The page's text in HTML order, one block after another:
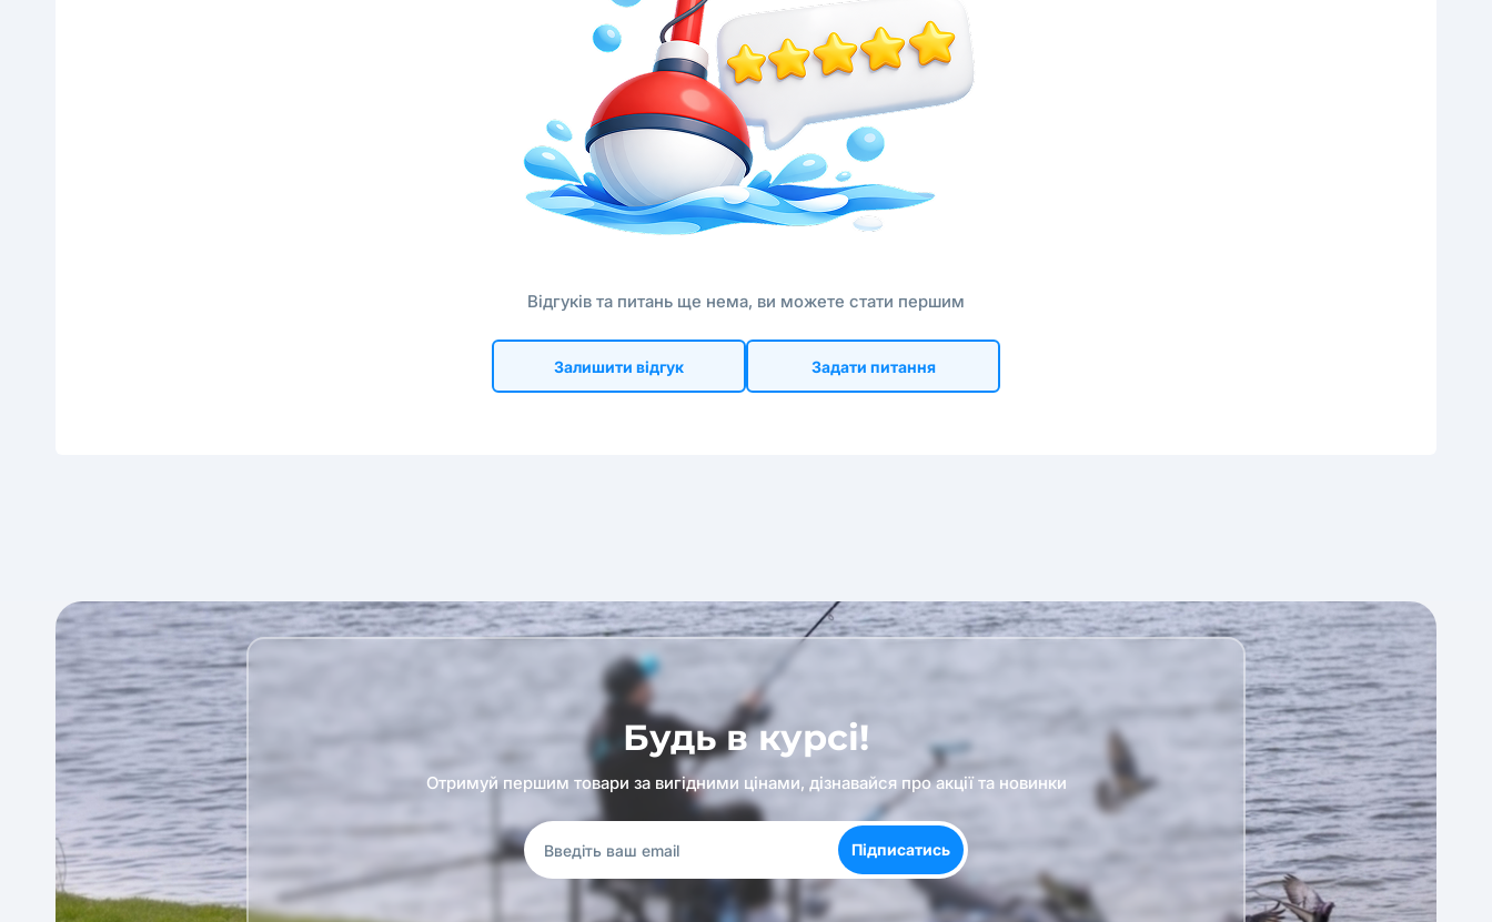
Відгуків та питань ще нема, ви можете стати першим
Залишити відгук Задати питання
Будь в курсі!
Отримуй першим товари за вигідними цінами, дізнавайся про акції та новинки
Підписатись